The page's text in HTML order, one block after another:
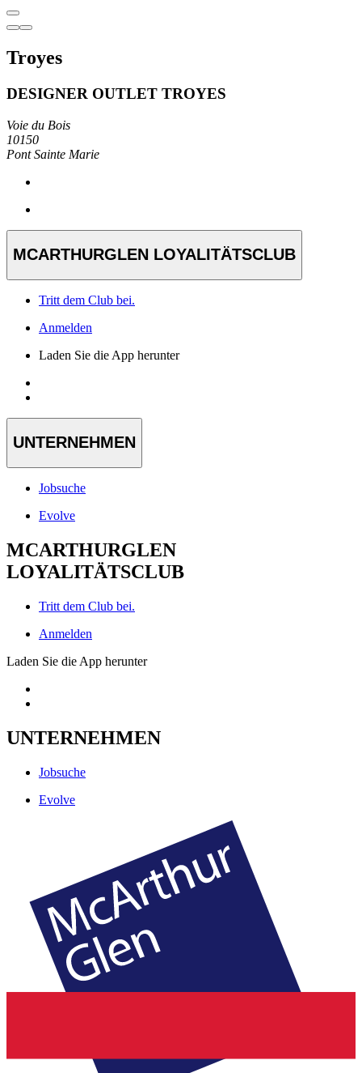
Troyes
DESIGNER OUTLET TROYES
Voie du Bois
10150
Pont Sainte Marie
MCARTHURGLEN LOYALITÄTSCLUB
Tritt dem Club bei.
Anmelden
Laden Sie die App herunter
UNTERNEHMEN
Jobsuche
Evolve
MCARTHURGLEN
LOYALITÄTSCLUB
Tritt dem Club bei.
Anmelden
Laden Sie die App herunter
UNTERNEHMEN
Jobsuche
Evolve